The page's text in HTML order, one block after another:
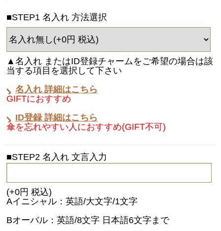
■STEP1 名入れ 方法選択
▲名入れ またはID登録チャームをご希望の場合は該
当する項目を選択して下さい
名入れ 詳細はこちら
GIFTにおすすめ
ID登録 詳細はこちら
傘を忘れやすい人におすすめ(GIFT不可)
■STEP2 名入れ 文言入力
(+0円 税込)
Aイニシャル：英語/大文字/1文字
Bオーバル：英語/8文字 日本語6文字まで